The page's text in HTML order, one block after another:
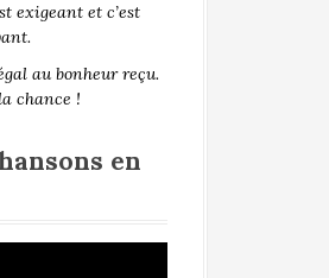
exigeant et c’est
au bonheur reçu.
chance !
en